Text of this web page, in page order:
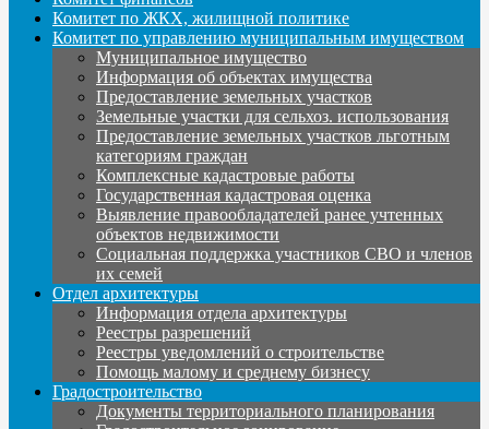
Комитет по ЖКХ, жилищной политике
Комитет по управлению муниципальным имуществом
Муниципальное имущество
Информация об объектах имущества
Предоставление земельных участков
Земельные участки для сельхоз. использования
Предоставление земельных участков льготным
категориям граждан
Комплексные кадастровые работы
Государственная кадастровая оценка
Выявление правообладателей ранее учтенных
объектов недвижимости
Социальная поддержка участников СВО и членов
их семей
Отдел архитектуры
Информация отдела архитектуры
Реестры разрешений
Реестры уведомлений о строительстве
Помощь малому и среднему бизнесу
Градостроительство
Документы территориального планирования